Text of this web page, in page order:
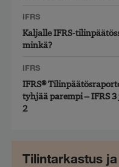
IFRS
Kaljalle IFRS-
minkä?
IFRS
IFRS®
tyhjää parempi – IFRS
2
Tilintarkastus